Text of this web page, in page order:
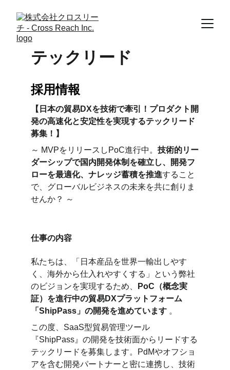
【日本の貿易DXを技術で牽引！プロダクト開
発の高速化と安定性を実現するテックリード
募集！】
～ MVPをリリースしPoC進行中。 技術的リー
ダーシップで国内開発体制を確立し、開発フ
ローを最適化、ナレッジ蓄積を推進すること
で、グローバルビジネスの未来を共に創りま
せんか？ ～
仕事の内容
私たちは、「日本産品を世界一輸出しやす
く、海外から仕入れやすくする」という弊社
のビジョンを実現するため、 PoC（概念実
証）を進行中の貿易DXプラットフォーム
「ShipPass」の開発を進めています 。
この度、SaaS型貿易管理ツール
『ShipPass』の開発を技術面からリードする
テックリードを募集します。PdMやオフショ
アを含む開発パートナーと密に連携し、技術
テックリード
採用情報